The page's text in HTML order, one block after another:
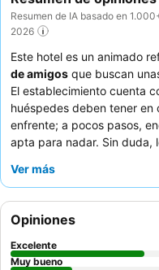
Resumen de IA basado en
2026
Este hotel es un animado
de amigos que buscan
El establecimiento cuenta
huéspedes deben tener
enfrente; a pocos pasos,
apta para nadar. Sin duda,
por varias piscinas,
constantemente al
equipo de animación
contribuyen a crear un
verdaderamente única,
Ver más
Opiniones
Excelente
Muy bueno